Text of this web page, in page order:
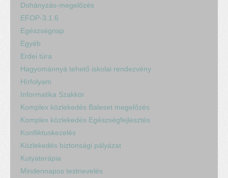
Dohányzás-megelőzés
EFOP-3.1.6
Egészségnap
Egyéb
Erdei túra
Hagyománnyá tehető iskolai rendezvény
Hírfolyam
Informatika Szakkör
Komplex közlekedés Baleset megelőzés
Komplex közlekedés Egészségfejlesztés
Konfliktuskezelés
Közlekedés biztonsági pályázat
Kutyaterápia
Mindennapos testnevelés